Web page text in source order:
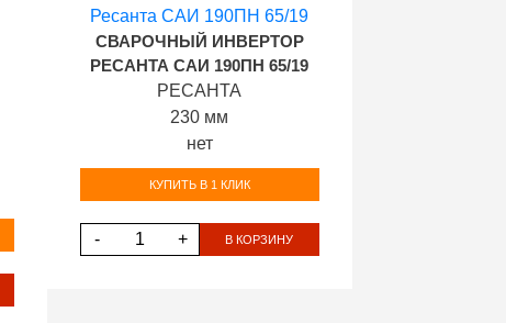
СВАРОЧНЫЙ ИНВЕРТОР
РЕСАНТА САИ 190ПН 65/19
РЕСАНТА
230 мм
нет
КУПИТЬ В 1 КЛИК
- + В КОРЗИНУ